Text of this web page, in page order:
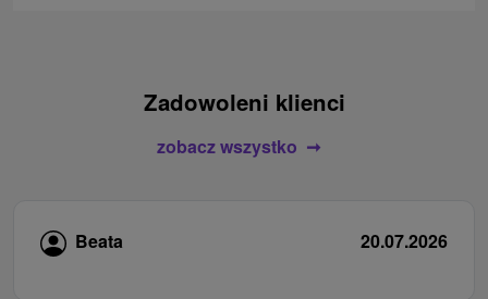
Zadowoleni klienci
zobacz wszystko
Beata 20.07.2026